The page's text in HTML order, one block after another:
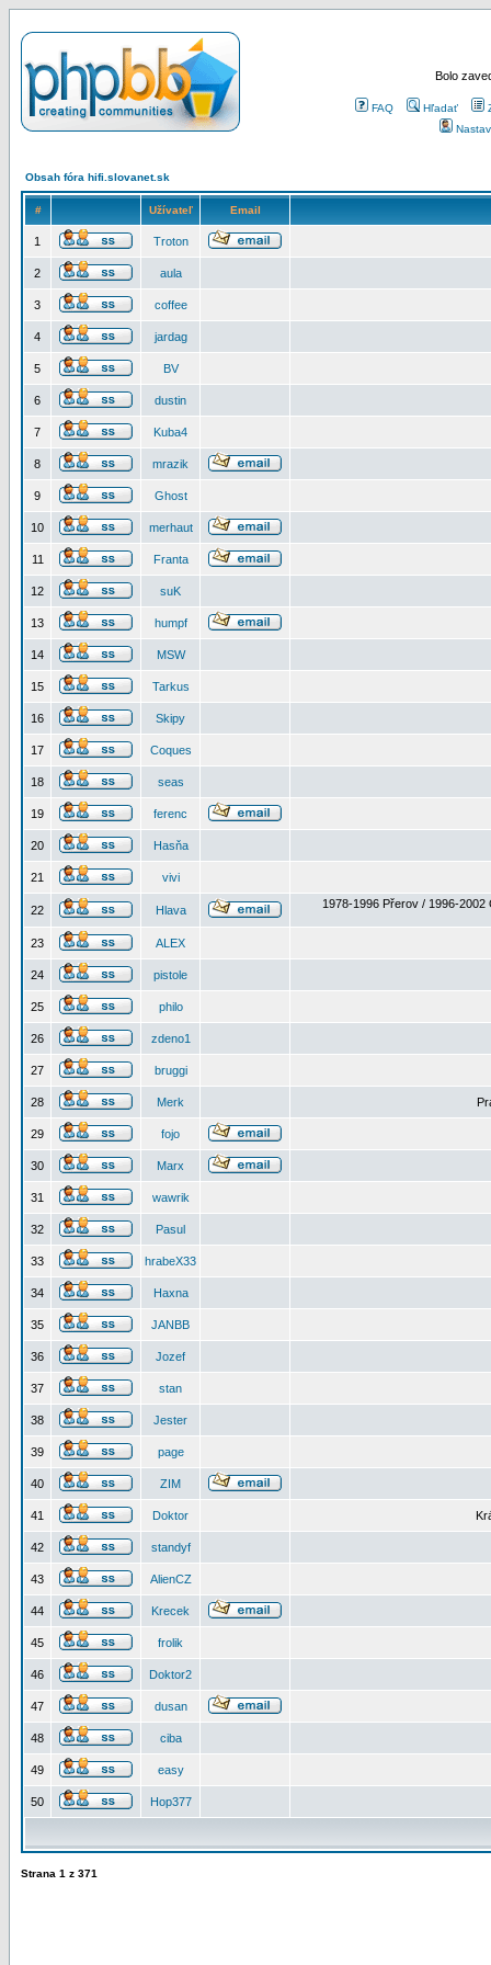
Bolo
FAQ Hľadať
Obsah fóra hifi.slovanet.sk
# Užívateľ Email
1 Troton
2 aula
3 coffee
4 jardag
5 BV
6 dustin
7 Kuba4
8 mrazik
9 Ghost
10 merhaut
11 Franta
12 suK
13 humpf
14 MSW
15 Tarkus
16 Skipy
17 Coques
18 seas
19 ferenc
20 Hasňa
21 vivi
22 Hlava 1978-1996 Přerov / 1996-2002
23 ALEX
24 pistole
25 philo
26 zdeno1
27 bruggi
28 Merk
29 fojo
30 Marx
31 wawrik
32 Pasul
33 hrabeX33
34 Haxna
35 JANBB
36 Jozef
37 stan
38 Jester
39 page
40 ZIM
41 Doktor
42 standyf
43 AlienCZ
44 Krecek
45 frolik
46 Doktor2
47 dusan
48 ciba
49 easy
50 Hop377
Strana 1 z 371